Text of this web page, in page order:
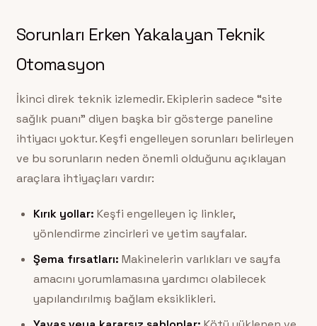
Sorunları Erken Yakalayan Teknik
Otomasyon
İkinci direk teknik izlemedir. Ekiplerin sadece “site
sağlık puanı” diyen başka bir gösterge paneline
ihtiyacı yoktur. Keşfi engelleyen sorunları belirleyen
ve bu sorunların neden önemli olduğunu açıklayan
araçlara ihtiyaçları vardır:
Kırık yollar: Keşfi engelleyen iç linkler,
yönlendirme zincirleri ve yetim sayfalar.
Şema fırsatları: Makinelerin varlıkları ve sayfa
amacını yorumlamasına yardımcı olabilecek
yapılandırılmış bağlam eksiklikleri.